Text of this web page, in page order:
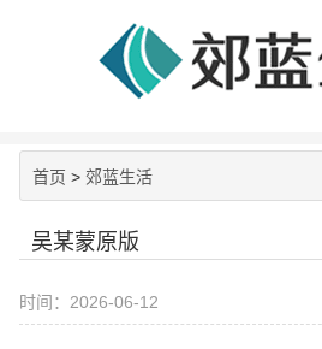
首页 > 郊蓝生活
吴某蒙原版
时间：2026-06-12